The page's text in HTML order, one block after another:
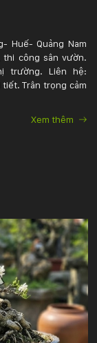
Huế- Quảng Nam
thi công sân vườn.
trường. Liên hệ:
Trân trọng cảm
Xem thêm